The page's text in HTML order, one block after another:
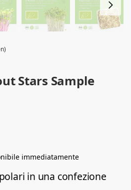
Stars Sample
immediatamente
in una confezione